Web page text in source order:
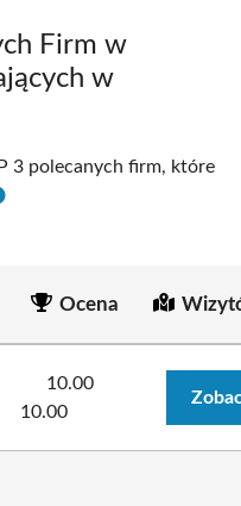
Firm w
w
3 polecanych firm, które
Ocena
10.00
10.00